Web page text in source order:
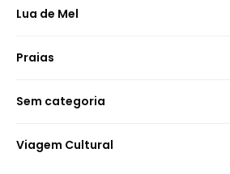
Lua de Mel
Praias
Sem categoria
Viagem Cultural